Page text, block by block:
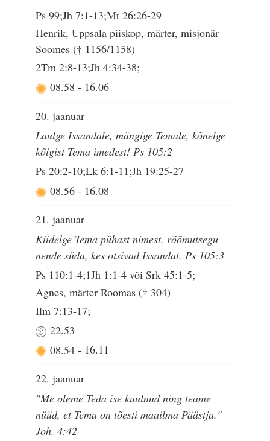
Ps 99;Jh 7:1-13;Mt 26:26-29
Henrik, Uppsala piiskop, märter, misjonär
Soomes († 1156/1158)
2Tm 2:8-13;Jh 4:34-38;
08.58 - 16.06
20. jaanuar
Laulge Issandale, mängige Temale, kõnelge
kõigist Tema imedest! Ps 105:2
Ps 20:2-10;Lk 6:1-11;Jh 19:25-27
08.56 - 16.08
21. jaanuar
Kiidelge Tema pühast nimest, rõõmutsegu
nende süda, kes otsivad Issandat. Ps 105:3
Ps 110:1-4;1Jh 1:1-4 või Srk 45:1-5;
Agnes, märter Roomas († 304)
Ilm 7:13-17;
22.53
08.54 - 16.11
22. jaanuar
"Me oleme Teda ise kuulnud ning teame
nüüd, et Tema on tõesti maailma Päästja."
Joh. 4:42